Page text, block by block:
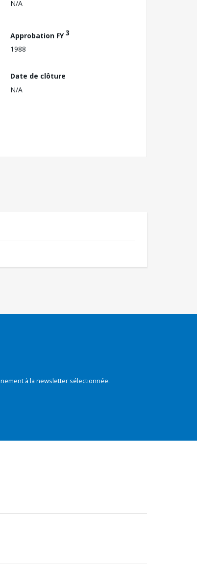
N/A
Approbation FY3
1988
Date de clôture
N/A
à la newsletter sélectionnée.